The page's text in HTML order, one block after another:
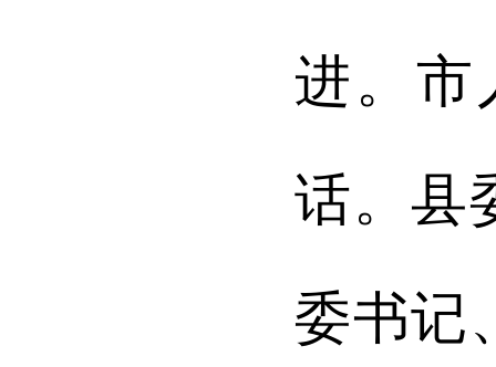
进。市
话。 县
委书记